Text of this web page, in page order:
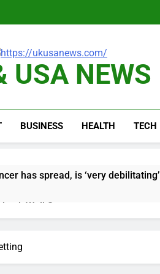
USA NEWS
BUSINESS HEALTH TECH
has spread, is ‘very debilitating’
Wall Street
rebound in AI stocks this week